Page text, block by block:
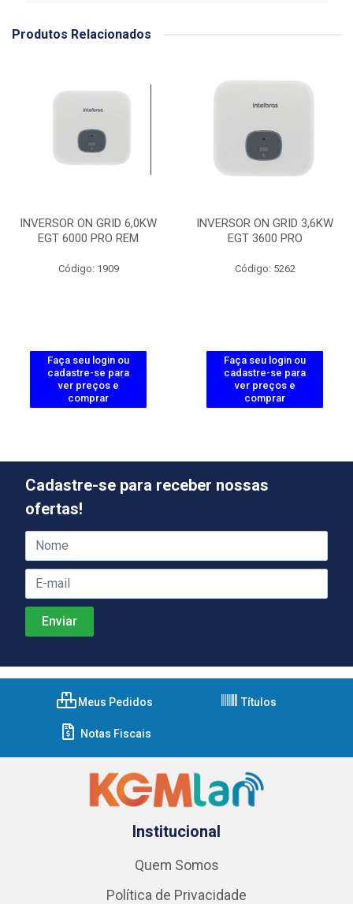
Produtos Relacionados
INVERSOR ON GRID 6,0KW
EGT 6000 PRO REM
Código: 1909
Faça seu login ou
cadastre-se para
ver preços e
comprar
INVERSOR ON GRID 3,6KW
EGT 3600 PRO
Código: 5262
Faça seu login ou
cadastre-se para
ver preços e
comprar
Cadastre-se para receber nossas
ofertas!
Meus Pedidos Títulos
Notas Fiscais
Institucional
Quem Somos
Política de Privacidade